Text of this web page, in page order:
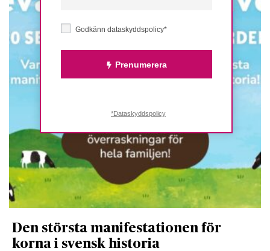
Den största manifestationen för
korna i svensk historia
Godkänn dataskyddspolicy*
Prenumerera
*Dataskyddspolicy